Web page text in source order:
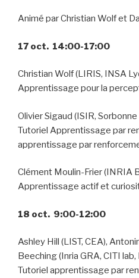
Animé par Christian Wolf et
17 oct. 14:00-17:00
Christian Wolf (LIRIS, INSA
Apprentissage pour la
Olivier Sigaud (ISIR,
Tutoriel Apprentissage par
apprentissage par
Clément Moulin-Frier (INRIA
Apprentissage actif et
18 oct. 9:00-12:00
Ashley Hill (LIST, CEA),
Beeching (Inria GRA, CITI lab,
Tutoriel apprentissage par